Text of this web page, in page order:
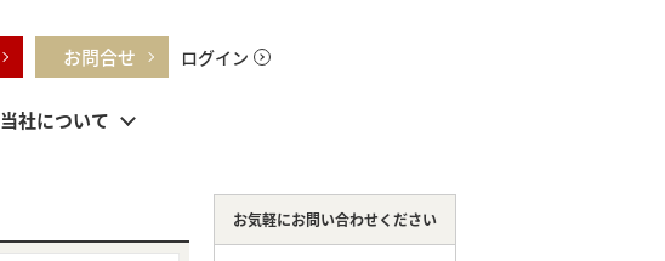
お問合せ ログイン
当社について
お気軽にお問い合わせください